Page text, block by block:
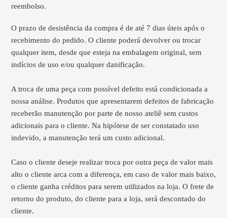
reembolso.
O prazo de desistência da compra é de até 7 dias úteis após o
recebimento do pedido. O cliente poderá devolver ou trocar
qualquer item, desde que esteja na embalagem original, sem
indícios de uso e/ou qualquer danificação.
A troca de uma peça com possível defeito está condicionada a
nossa análise. Produtos que apresentarem defeitos de fabricação
receberão manutenção por parte de nosso ateliê sem custos
adicionais para o cliente. Na hipótese de ser constatado uso
indevido, a manutenção terá um custo adicional.
Caso o cliente deseje realizar troca por outra peça de valor mais
alto o cliente arca com a diferença, em caso de valor mais baixo,
o cliente ganha créditos para serem utilizados na loja. O frete de
retorno do produto, do cliente para a loja, será descontado do
cliente.